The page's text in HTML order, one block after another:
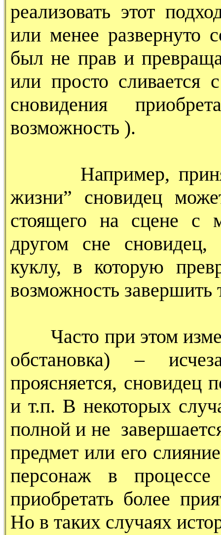
реализовать этот
или менее развернуто
был не прав и
или просто
сновидения
возможность ).
Например, приняв
жизни” сновидец
стоящего на сцене с
другом сне
куклу, в которую
возможность
Часто при этом
обстановка) –
проясняется, сновидец
и т.п. В некоторых
полной и не
предмет или его
персонаж в процессе
приобретать более
Но в таких случаях